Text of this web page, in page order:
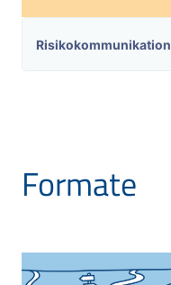
Risikokommunikation
Formate